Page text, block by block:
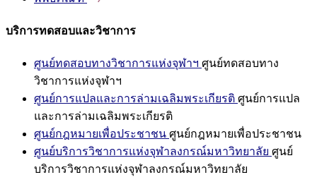
บริการทดสอบและวิชาการ
ศูนย์ทดสอบทางวิชาการแห่งจุฬาฯ ศูนย์ทดสอบทาง
วิชาการแห่งจุฬาฯ
ศูนย์การแปลและการล่ามเฉลิมพระเกียรติ ศูนย์การแปล
และการล่ามเฉลิมพระเกียรติ
ศูนย์กฎหมายเพื่อประชาชน ศูนย์กฎหมายเพื่อประชาชน
ศูนย์บริการวิชาการแห่งจุฬาลงกรณ์มหาวิทยาลัย ศูนย์
บริการวิชาการแห่งจุฬาลงกรณ์มหาวิทยาลัย